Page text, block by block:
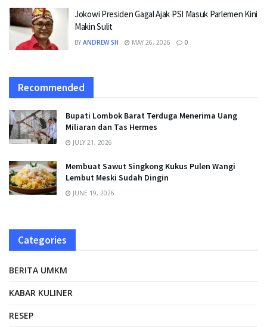
Jokowi Presiden Gagal Ajak PSI Masuk Parlemen Kini
Makin Sulit
BY ANDREW SH MAY 26, 2026 0
Recommended
Bupati Lombok Barat Terduga Menerima Uang
Miliaran dan Tas Hermes
JULY 21, 2026
Membuat Sawut Singkong Kukus Pulen Wangi
Lembut Meski Sudah Dingin
JUNE 19, 2026
Categories
BERITA UMKM
KABAR KULINER
RESEP